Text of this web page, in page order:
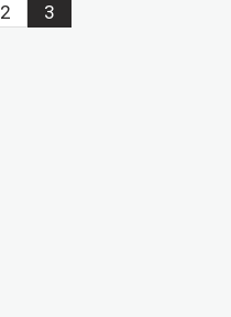
2 3